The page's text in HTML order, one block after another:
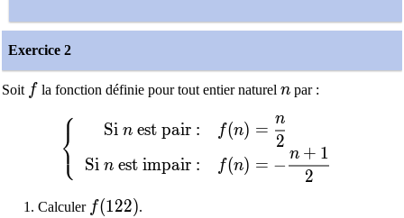
Exercice 2
Soit ff la fonction définie pour tout entier natureln
n par :
\left\{ \begin{array}{rl} \text{Si }n\text{
⎩
⎨⎧ Si nest pair :
Si nest impair :
f(n) =
2
n
f(n) = −
2
n + 1
Calculer f(122)
f(122).